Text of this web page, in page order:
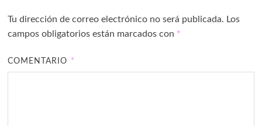
Tu dirección de correo electrónico no será publicada. Los
campos obligatorios están marcados con *
COMENTARIO *